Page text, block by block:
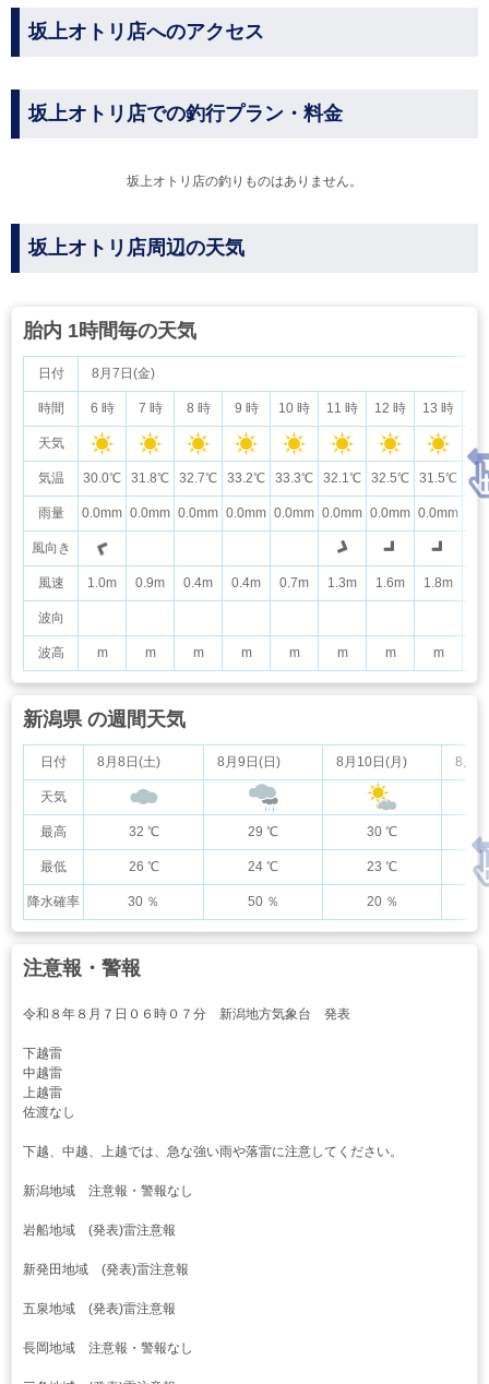
坂上オトリ店へのアクセス
坂上オトリ店での釣行プラン・料金
坂上オトリ店の釣りものはありません。
坂上オトリ店周辺の天気
胎内 1時間毎の天気
日付
時間
天気
気温
雨量
風向き
風速
波向
波高
8月7日(金)
6 時 7 時 8 時 9 時 10 時 11 時 12 時 13 時
30.0℃ 31.8℃ 32.7℃ 33.2℃ 33.3℃ 32.1℃ 32.5℃ 31.5℃
0.0mm 0.0mm 0.0mm 0.0mm 0.0mm 0.0mm 0.0mm 0.0mm
1.0m 0.9m 0.4m 0.4m 0.7m 1.3m 1.6m 1.8m
m m m m m m m m
新潟県 の週間天気
日付
天気
最高
最低
降水確率
8月8日(土) 8月9日(日) 8月10日(月) 8月
32 ℃ 29 ℃ 30 ℃
26 ℃ 24 ℃ 23 ℃
30 ％ 50 ％ 20 ％
注意報・警報
令和８年８月７日０６時０７分 新潟地方気象台 発表
下越雷
中越雷
上越雷
佐渡なし
下越、中越、上越では、急な強い雨や落雷に注意してください。
新潟地域 注意報・警報なし
岩船地域 (発表)雷注意報
新発田地域 (発表)雷注意報
五泉地域 (発表)雷注意報
長岡地域 注意報・警報なし